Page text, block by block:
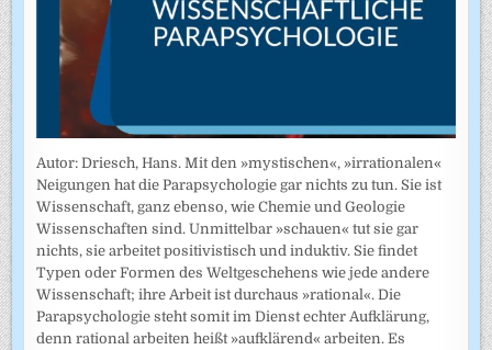
Autor: Driesch, Hans. Mit den »mystischen«, »irrationalen«
Neigungen hat die Parapsychologie gar nichts zu tun. Sie ist
Wissenschaft, ganz ebenso, wie Chemie und Geologie
Wissenschaften sind. Unmittelbar »schauen« tut sie gar
nichts, sie arbeitet positivistisch und induktiv. Sie findet
Typen oder Formen des Weltgeschehens wie jede andere
Wissenschaft; ihre Arbeit ist durchaus »rational«. Die
Parapsychologie steht somit im Dienst echter Aufklärung,
denn rational arbeiten heißt »aufklärend« arbeiten. Es